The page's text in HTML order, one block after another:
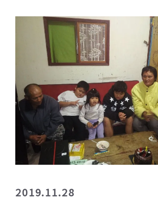
2019.11.28